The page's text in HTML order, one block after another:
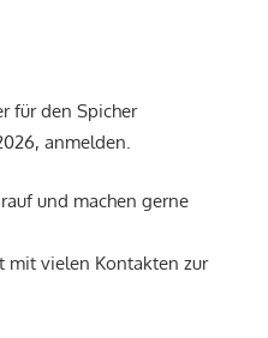
für den Spicher
anmelden.
und machen gerne
mit vielen Kontakten zur